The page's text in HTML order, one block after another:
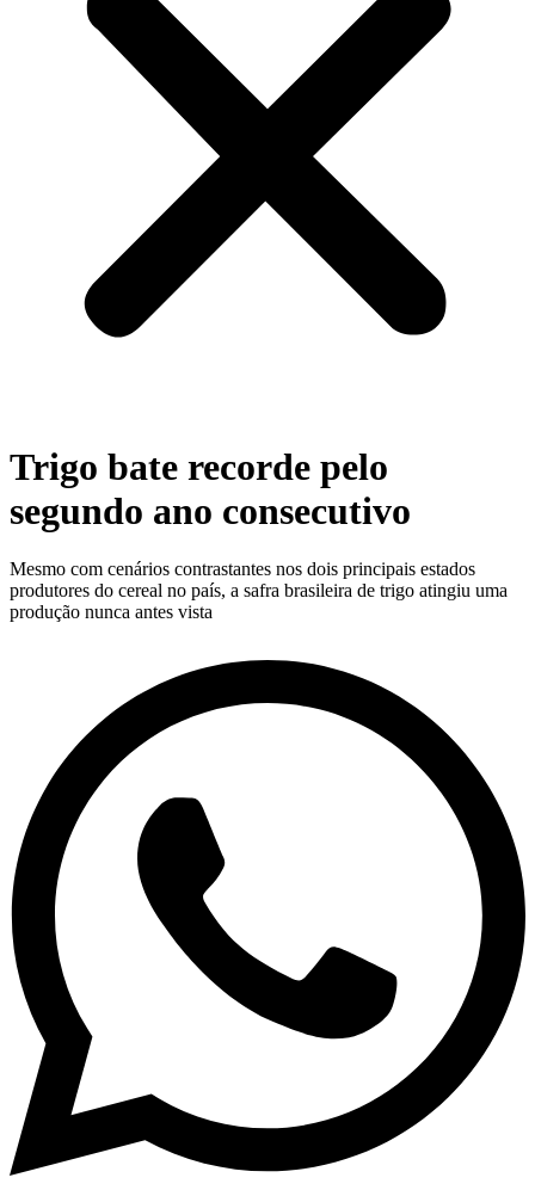
Trigo bate recorde pelo
segundo ano consecutivo
Mesmo com cenários contrastantes nos dois principais estados
produtores do cereal no país, a safra brasileira de trigo atingiu uma
produção nunca antes vista